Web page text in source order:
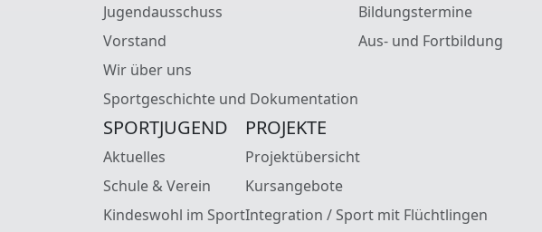
Jugendausschuss
Vorstand
Wir über uns
Sportgeschichte und Dokumentation
Bildungstermine
Aus- und Fortbildung
SPORTJUGEND
Aktuelles
Schule & Verein
Kindeswohl im Sport
PROJEKTE
Projektübersicht
Kursangebote
Integration / Sport mit Flüchtlingen